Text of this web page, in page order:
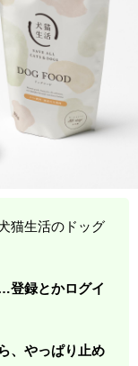
猫生活のドッグ
登録とかログイ
、やっぱり止め